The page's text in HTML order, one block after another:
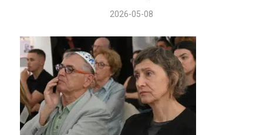
2026-05-08